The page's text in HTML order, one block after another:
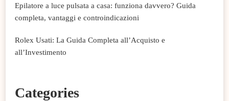
Epilatore a luce pulsata a casa: funziona davvero? Guida
completa, vantaggi e controindicazioni
Rolex Usati: La Guida Completa all’Acquisto e
all’Investimento
Categories